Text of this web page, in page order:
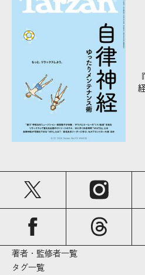
著者・監修者一覧
タグ一覧